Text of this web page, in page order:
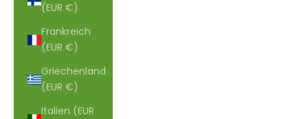
(EUR €)
Frankreich
(EUR €)
Griechenland
(EUR €)
Italien (EUR